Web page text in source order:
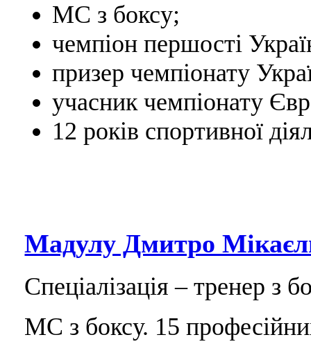
МС з боксу;
чемпіон першості
призер чемпіонату
учасник чемпіонату
12 років спортивної
Мадулу Дмитро
Спеціалізація – тренер з
МС з боксу. 15